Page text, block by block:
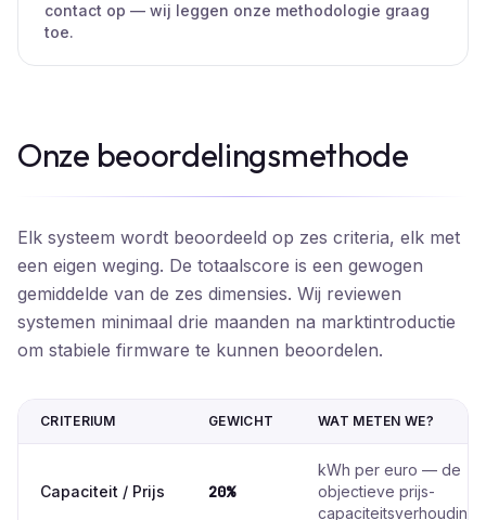
contact op — wij leggen onze methodologie graag
toe.
Onze beoordelingsmethode
Elk systeem wordt beoordeeld op zes criteria, elk met
een eigen weging. De totaalscore is een gewogen
gemiddelde van de zes dimensies. Wij reviewen
systemen minimaal drie maanden na marktintroductie
om stabiele firmware te kunnen beoordelen.
CRITERIUM GEWICHT WAT METEN WE?
Capaciteit / Prijs 20%
kWh per euro — de
objectieve prijs-
capaciteitsverhouding